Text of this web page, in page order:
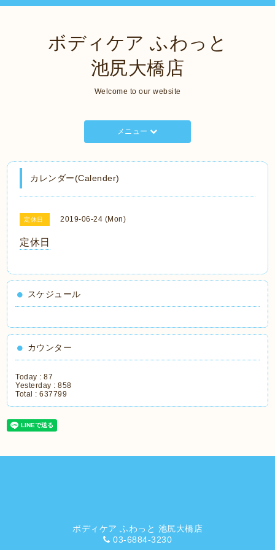
ボディケア ふわっと
池尻大橋店
Welcome to our website
メニュー
カレンダー(Calender)
定休日 2019-06-24 (Mon)
定休日
スケジュール
カウンター
Today :87
Yesterday :858
Total :637799
ボディケア ふわっと 池尻大橋店
03-6884-3230